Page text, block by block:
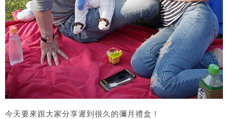
今天要來跟大家分享遲到很久的彌月禮盒！